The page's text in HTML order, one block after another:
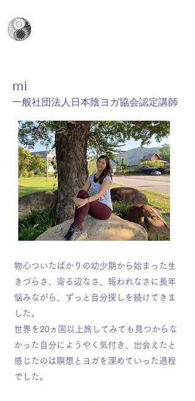
mi
​一般社団法人日本陰ヨガ協会認定講師
物心ついたばかりの幼少期から始まった生
きづらさ、寄る辺なさ、報われなさに長年
悩みながら、ずっと自分探しを続けてきま
した。
世界を20ヵ国以上旅してみても見つからな
かった自分にようやく気付き、出会えたと
感じたのは瞑想とヨガを深めていった過程
でした。